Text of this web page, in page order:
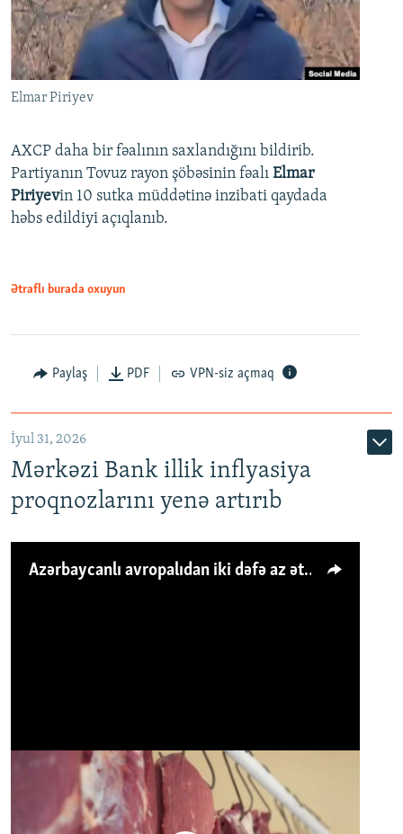
Elmar Piriyev
AXCP daha bir fəalının saxlandığını bildirib.
Partiyanın Tovuz rayon şöbəsinin fəalı Elmar
Piriyevin 10 sutka müddətinə inzibati qaydada
həbs edildiyi açıqlanıb.
Ətraflı burada oxuyun
Paylaş PDF VPN-siz açmaq
İyul 31, 2026
Mərkəzi Bank illik inflyasiya
proqnozlarını yenə artırıb
Azərbaycanlı avropalıdan iki dəfə az ət yeyir, amma... 'Qiymət artımı qaçılmazdır'